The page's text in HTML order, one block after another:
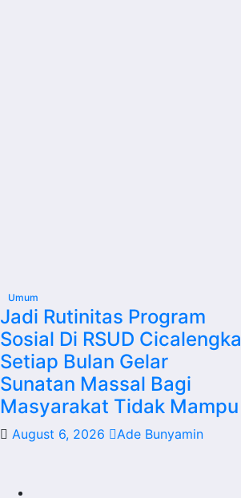
Umum
Jadi Rutinitas Program
Sosial Di RSUD Cicalengka
Setiap Bulan Gelar
Sunatan Massal Bagi
Masyarakat Tidak Mampu
August 6, 2026 Ade Bunyamin